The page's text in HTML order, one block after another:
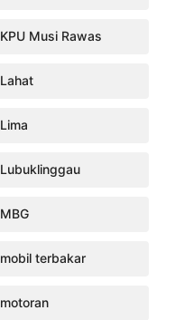
KPU Musi Rawas
Lahat
Lima
Lubuklinggau
MBG
mobil terbakar
motoran